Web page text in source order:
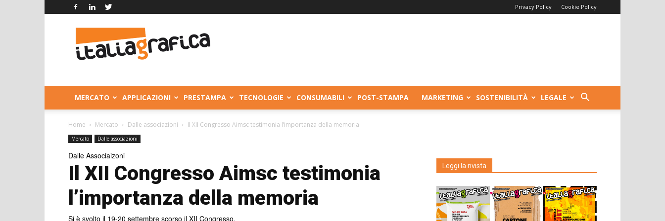
Privacy Policy Cookie Policy
Grafica
MERCATO APPLICAZIONI PRESTAMPA TECNOLOGIE CONSUMABILI POST-STAMPA MARKETING SOSTENIBILITÀ LEGALE
Home Mercato Dalle associazioni Il XII Congresso Aimsc testimonia l’importanza della memoria
Mercato Dalle associazioni
Dalle Associaizoni
Il XII Congresso Aimsc testimonia
l’importanza della memoria
Si è svolto il 19-20 settembre scorso il XII Congresso.
Leggi la rivista